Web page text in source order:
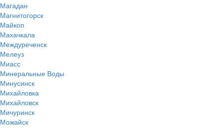
Магадан
Магнитогорск
Майкоп
Махачкала
Междуреченск
Мелеуз
Миасс
Минеральные Воды
Минусинск
Михайловка
Михайловск
Мичуринск
Можайск